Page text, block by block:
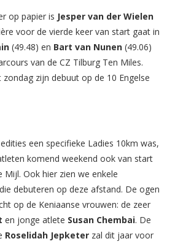
op papier is Jesper van der Wielen
voor de vierde keer van start gaat in
(49.48) en Bart van Nunen (49.06)
van de CZ Tilburg Ten Miles.
zondag zijn debuut op de 10 Engelse
een specifieke Ladies 10km was,
komend weekend ook van start
Mijl. Ook hier zien we enkele
debuteren op deze afstand. De ogen
op de Keniaanse vrouwen: de zeer
en jonge atlete Susan Chembai. De
Roselidah Jepketer zal dit jaar voor